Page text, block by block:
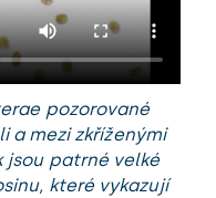
pozorované
a mezi zkříženými
jsou patrné velké
které vykazují